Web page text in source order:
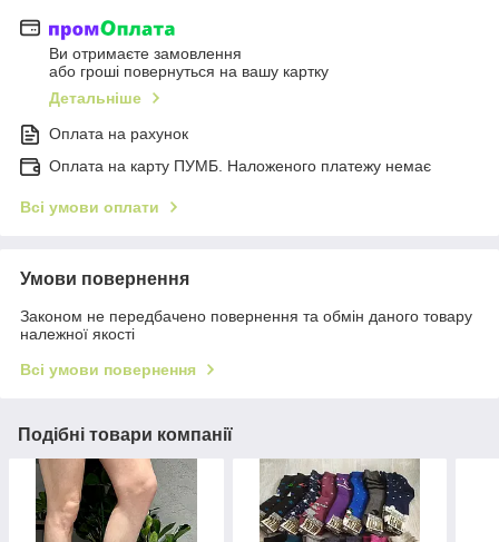
Ви отримаєте замовлення
або гроші повернуться на вашу картку
Детальніше
Оплата на рахунок
Оплата на карту ПУМБ. Наложеного платежу немає
Всі умови оплати
Умови повернення
Законом не передбачено повернення та обмін даного товару
належної якості
Всі умови повернення
Подібні товари компанії